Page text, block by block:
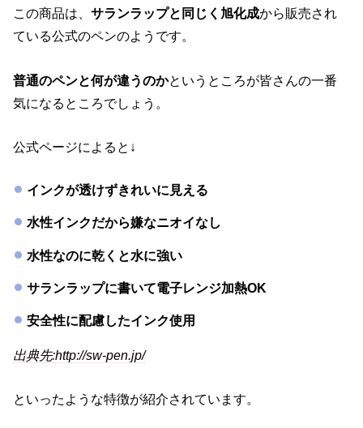
この商品は、サランラップと同じく旭化成から販売され
ている公式のペンのようです。
普通のペンと何が違うのかというところが皆さんの一番
気になるところでしょう。
公式ページによると↓
インクが透けずきれいに見える
水性インクだから嫌なニオイなし
水性なのに乾くと水に強い
サランラップに書いて電子レンジ加熱OK
安全性に配慮したインク使用
出典先:http://sw-pen.jp/
といったような特徴が紹介されています。